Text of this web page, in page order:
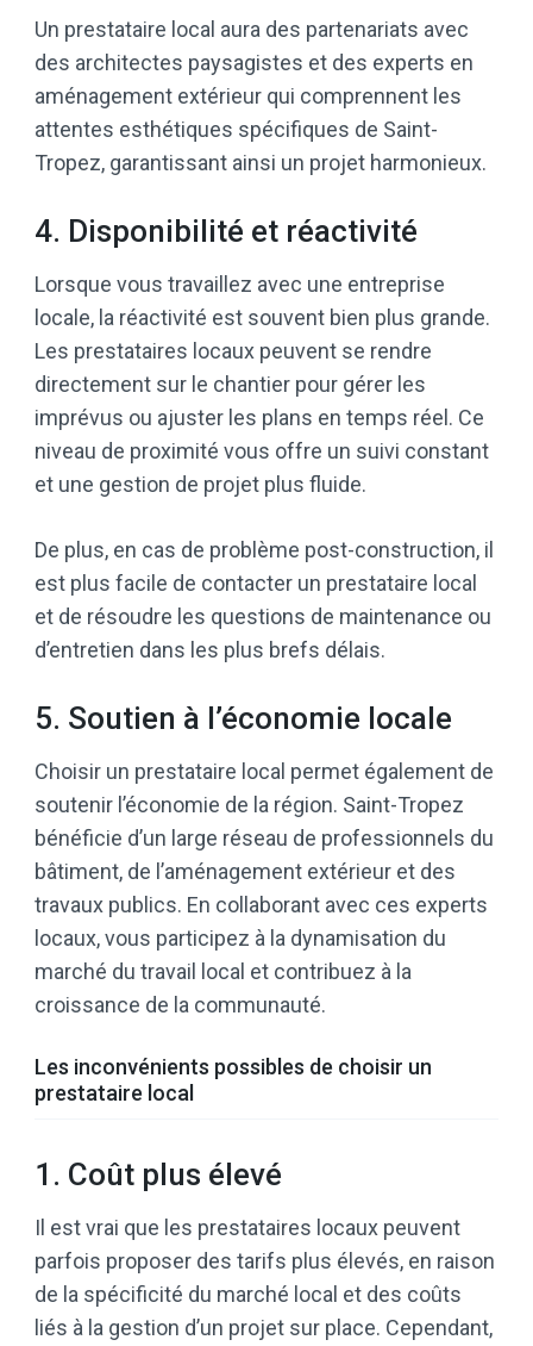
Un prestataire local aura des partenariats avec
des architectes paysagistes et des experts en
aménagement extérieur qui comprennent les
attentes esthétiques spécifiques de Saint-
Tropez, garantissant ainsi un projet harmonieux.
4. Disponibilité et réactivité
Lorsque vous travaillez avec une entreprise
locale, la réactivité est souvent bien plus grande.
Les prestataires locaux peuvent se rendre
directement sur le chantier pour gérer les
imprévus ou ajuster les plans en temps réel. Ce
niveau de proximité vous offre un suivi constant
et une gestion de projet plus fluide.
De plus, en cas de problème post-construction, il
est plus facile de contacter un prestataire local
et de résoudre les questions de maintenance ou
d’entretien dans les plus brefs délais.
5. Soutien à l’économie locale
Choisir un prestataire local permet également de
soutenir l’économie de la région. Saint-Tropez
bénéficie d’un large réseau de professionnels du
bâtiment, de l’aménagement extérieur et des
travaux publics. En collaborant avec ces experts
locaux, vous participez à la dynamisation du
marché du travail local et contribuez à la
croissance de la communauté.
Les inconvénients possibles de choisir un
prestataire local
1. Coût plus élevé
Il est vrai que les prestataires locaux peuvent
parfois proposer des tarifs plus élevés, en raison
de la spécificité du marché local et des coûts
liés à la gestion d’un projet sur place. Cependant,